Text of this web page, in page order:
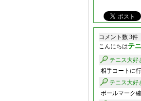
コメント数 3件
こんにちはテ
テニス大好
相手コートに
テニス大好
ボールマーク